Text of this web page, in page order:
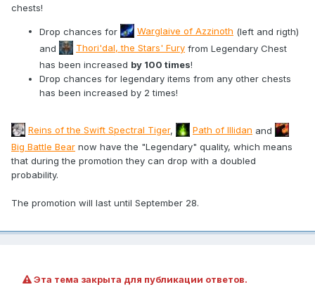
chests!
Drop chances for Warglaive of Azzinoth (left and rigth)
and
Thori'dal, the Stars' Fury from Legendary Chest
has been increased by 100 times!
Drop chances for legendary items from any other chests
has been increased by 2 times!
Reins of the Swift Spectral Tiger, Path of Illidan and
Big Battle Bear now have the "Legendary" quality, which means
that during the promotion they can drop with a doubled
probability.
The promotion will last until September 28.
Эта тема закрыта для публикации ответов.